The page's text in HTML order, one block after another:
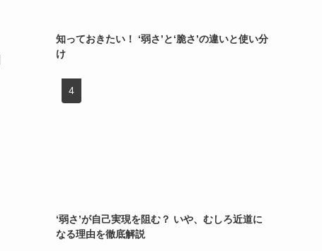
知っておきたい！ ‘弱さ’と‘脆さ’の違いと使い分
け
‘弱さ’が自己実現を阻む？ いや、むしろ近道に
なる理由を徹底解説